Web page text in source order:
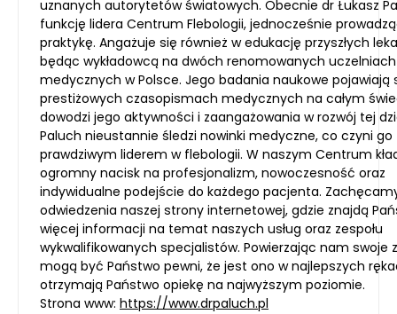
uznanych autorytetów światowych. Obecnie dr Łukasz
funkcję lidera Centrum Flebologii, jednocześnie
praktykę. Angażuje się również w edukację przyszłych
będąc wykładowcą na dwóch renomowanych uczelniach
medycznych w Polsce. Jego badania naukowe pojawiają
prestiżowych czasopismach medycznych na całym
dowodzi jego aktywności i zaangażowania w rozwój tej
Paluch nieustannie śledzi nowinki medyczne, co czyni go
prawdziwym liderem w flebologii. W naszym Centrum
ogromny nacisk na profesjonalizm, nowoczesność oraz
indywidualne podejście do każdego pacjenta.
odwiedzenia naszej strony internetowej, gdzie znajdą
więcej informacji na temat naszych usług oraz zespołu
wykwalifikowanych specjalistów. Powierzając nam swoje
mogą być Państwo pewni, że jest ono w najlepszych
otrzymają Państwo opiekę na najwyższym poziomie.
Strona www: https://www.drpaluch.pl